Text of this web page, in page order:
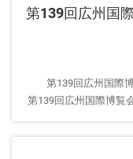
第139回広州国
第139回広州国際
第139回広州国際博覧
および最新製品の展